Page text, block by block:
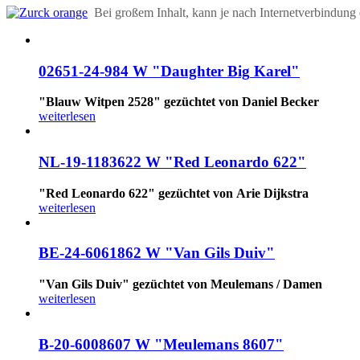
Bei großem Inhalt, kann je nach
02651-24-984 W "Daughter Big Karel"
"Blauw Witpen 2528" gezüchtet von Daniel Becker
weiterlesen
NL-19-1183622 W "Red Leonardo 622"
"Red Leonardo 622" gezüchtet von Arie Dijkstra
weiterlesen
BE-24-6061862 W "Van Gils Duiv"
"Van Gils Duiv" gezüchtet von Meulemans / Damen
weiterlesen
B-20-6008607 W "Meulemans 8607"